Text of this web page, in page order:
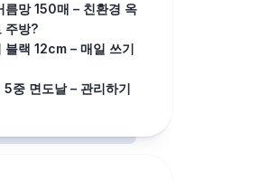
름망 150매 – 친환경 옥
주방?
블랙 12cm – 매일 쓰기
중 면도날 – 관리하기